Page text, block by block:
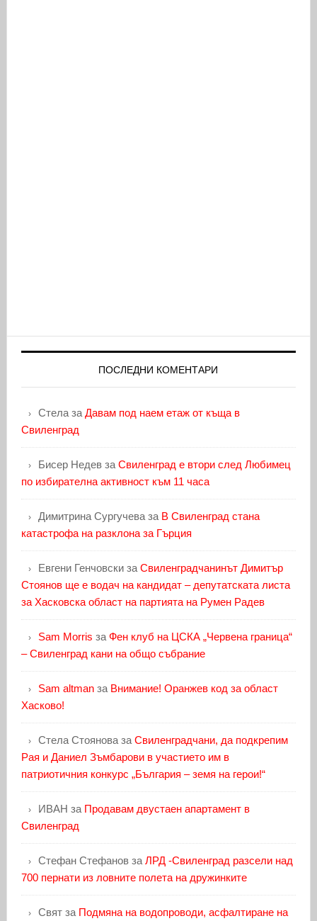
ПОСЛЕДНИ КОМЕНТАРИ
Стелаза Давам под наем етаж от къща в
Свиленград
Бисер Недевза Свиленград е втори след Любимец
по избирателна активност към 11 часа
Димитрина Сургучеваза В Свиленград стана
катастрофа на разклона за Гърция
Евгени Генчовскиза Свиленградчанинът Димитър
Стоянов ще е водач на кандидат – депутатската листа
за Хасковска област на партията на Румен Радев
Sam Morris за Фен клуб на ЦСКА „Червена граница“
– Свиленград кани на общо събрание
Sam altmanза Внимание! Оранжев код за област
Хасково!
Стела Стояноваза Свиленградчани, да подкрепим
Рая и Даниел Зъмбарови в участието им в
патриотичния конкурс „България – земя на герои!“
ИВАН за Продавам двустаен апартамент в
Свиленград
Стефан Стефановза ЛРД -Свиленград разсели над
700 пернати из ловните полета на дружинките
Святза Подмяна на водопроводи, асфалтиране на